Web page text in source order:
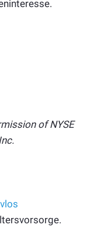
of NYSE